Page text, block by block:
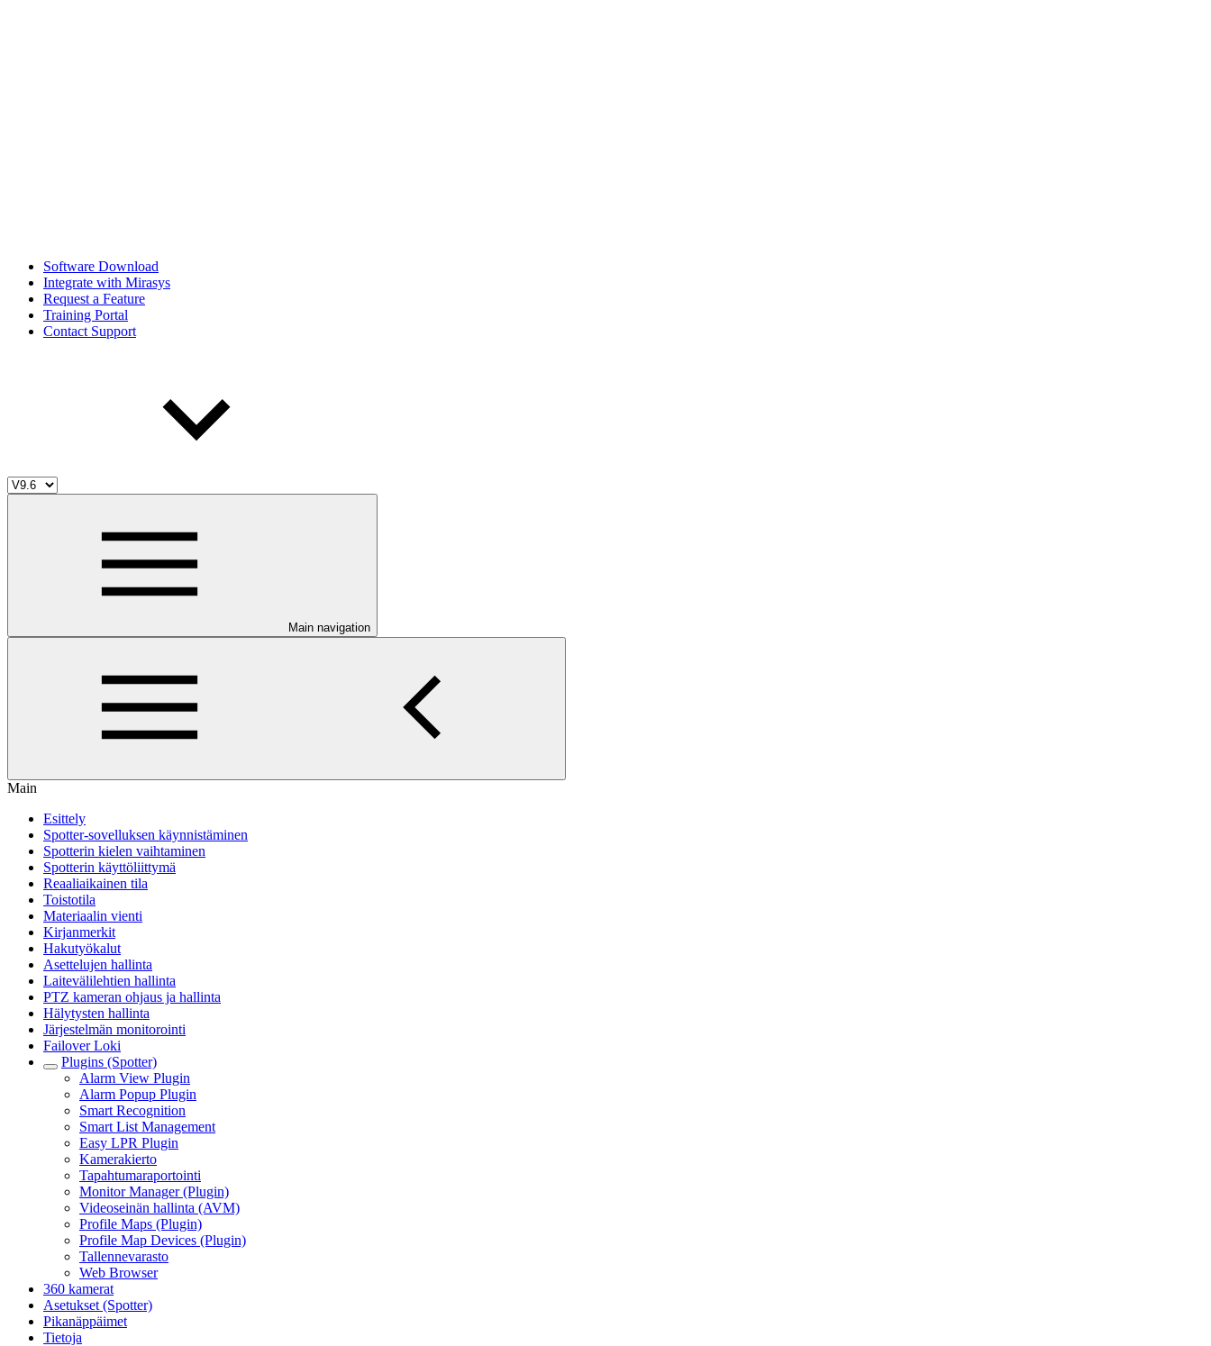
Software Download
Integrate with Mirasys
Request a Feature
Training Portal
Contact Support
Main navigation
Main
Esittely
Spotter-sovelluksen käynnistäminen
Spotterin kielen vaihtaminen
Spotterin käyttöliittymä
Reaaliaikainen tila
Toistotila
Materiaalin vienti
Kirjanmerkit
Hakutyökalut
Asettelujen hallinta
Laitevälilehtien hallinta
PTZ kameran ohjaus ja hallinta
Hälytysten hallinta
Järjestelmän monitorointi
Failover Loki
Plugins (Spotter)
Alarm View Plugin
Alarm Popup Plugin
Smart Recognition
Smart List Management
Easy LPR Plugin
Kamerakierto
Tapahtumaraportointi
Monitor Manager (Plugin)
Videoseinän hallinta (AVM)
Profile Maps (Plugin)
Profile Map Devices (Plugin)
Tallennevarasto
Web Browser
360 kamerat
Asetukset (Spotter)
Pikanäppäimet
Tietoja